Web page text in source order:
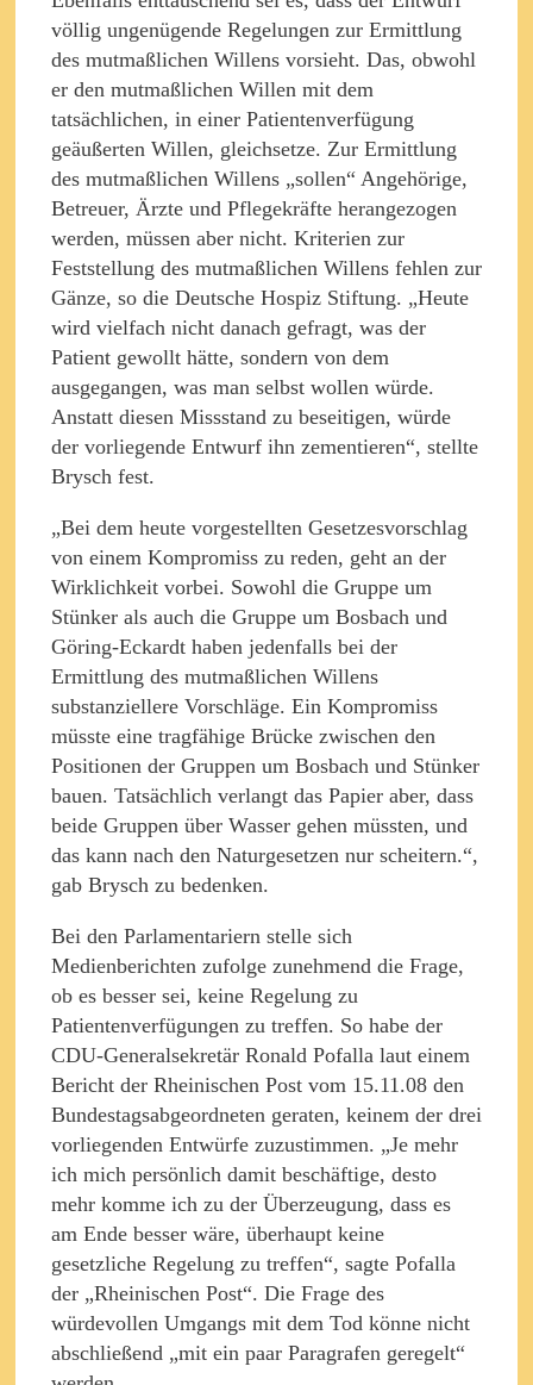
völlig ungenügende Regelungen zur Ermittlung
des mutmaßlichen Willens vorsieht. Das, obwohl
er den mutmaßlichen Willen mit dem
tatsächlichen, in einer Patientenverfügung
geäußerten Willen, gleichsetze. Zur Ermittlung
des mutmaßlichen Willens „sollen“ Angehörige,
Betreuer, Ärzte und Pflegekräfte herangezogen
werden, müssen aber nicht. Kriterien zur
Feststellung des mutmaßlichen Willens fehlen zur
Gänze, so die Deutsche Hospiz Stiftung. „Heute
wird vielfach nicht danach gefragt, was der
Patient gewollt hätte, sondern von dem
ausgegangen, was man selbst wollen würde.
Anstatt diesen Missstand zu beseitigen, würde
der vorliegende Entwurf ihn zementieren“, stellte
Brysch fest.
„Bei dem heute vorgestellten Gesetzesvorschlag
von einem Kompromiss zu reden, geht an der
Wirklichkeit vorbei. Sowohl die Gruppe um
Stünker als auch die Gruppe um Bosbach und
Göring-Eckardt haben jedenfalls bei der
Ermittlung des mutmaßlichen Willens
substanziellere Vorschläge. Ein Kompromiss
müsste eine tragfähige Brücke zwischen den
Positionen der Gruppen um Bosbach und Stünker
bauen. Tatsächlich verlangt das Papier aber, dass
beide Gruppen über Wasser gehen müssten, und
das kann nach den Naturgesetzen nur scheitern.“,
gab Brysch zu bedenken.
Bei den Parlamentariern stelle sich
Medienberichten zufolge zunehmend die Frage,
ob es besser sei, keine Regelung zu
Patientenverfügungen zu treffen. So habe der
CDU-Generalsekretär Ronald Pofalla laut einem
Bericht der Rheinischen Post vom 15.11.08 den
Bundestagsabgeordneten geraten, keinem der drei
vorliegenden Entwürfe zuzustimmen. „Je mehr
ich mich persönlich damit beschäftige, desto
mehr komme ich zu der Überzeugung, dass es
am Ende besser wäre, überhaupt keine
gesetzliche Regelung zu treffen“, sagte Pofalla
der „Rheinischen Post“. Die Frage des
würdevollen Umgangs mit dem Tod könne nicht
abschließend „mit ein paar Paragrafen geregelt“